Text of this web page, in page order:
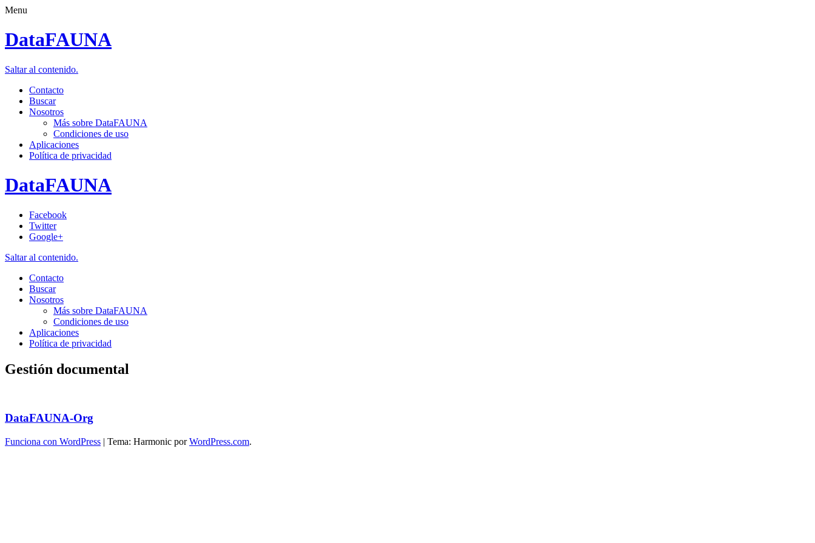
Menu
DataFAUNA
Saltar al contenido.
Contacto
Buscar
Nosotros
Más sobre DataFAUNA
Condiciones de uso
Aplicaciones
Política de privacidad
DataFAUNA
Facebook
Twitter
Google+
Saltar al contenido.
Contacto
Buscar
Nosotros
Más sobre DataFAUNA
Condiciones de uso
Aplicaciones
Política de privacidad
Gestión documental
DataFAUNA-Org
Funciona con WordPress | Tema: Harmonic porWordPress.com.